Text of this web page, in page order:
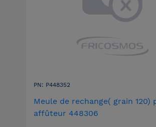
PN: P448352
Meule de rechange( grain 120)
affûteur 448306